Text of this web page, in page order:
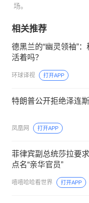
场。
相关推荐
德黑兰的“幽灵领袖”
活着吗？
环球译视 打开APP
特朗普公开拒绝泽连斯
凤凰网 打开APP
菲律宾副总统莎拉要
点名“亲华官员”
嘻嘻哈哈看世界 打开APP